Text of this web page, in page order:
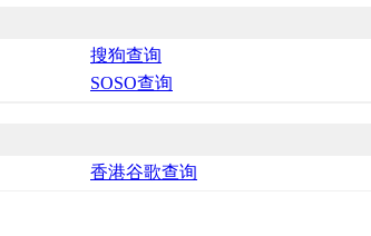
搜狗查询
SOSO查询
香港谷歌查询